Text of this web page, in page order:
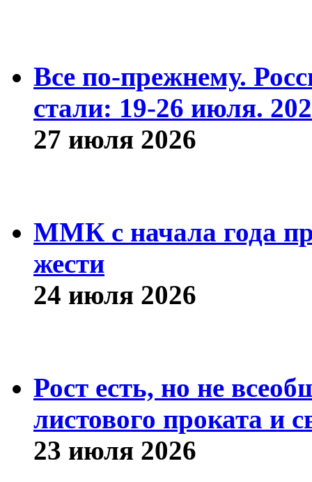
Все по-прежнему.
стали: 19-26 июля.
27 июля 2026
ММК с начала года
жести
24 июля 2026
Рост есть, но не
листового проката и
23 июля 2026